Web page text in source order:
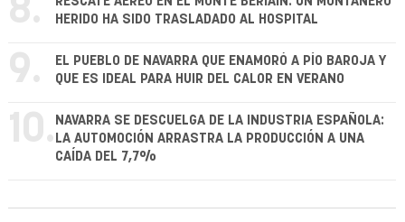
8.
HERIDO HA SIDO TRASLADADO AL HOSPITAL
9.
EL PUEBLO DE NAVARRA QUE ENAMORÓ A PÍO BAROJA Y
QUE ES IDEAL PARA HUIR DEL CALOR EN VERANO
10. NAVARRA SE DESCUELGA DE LA INDUSTRIA ESPAÑOLA:
LA AUTOMOCIÓN ARRASTRA LA PRODUCCIÓN A UNA
CAÍDA DEL 7,7%